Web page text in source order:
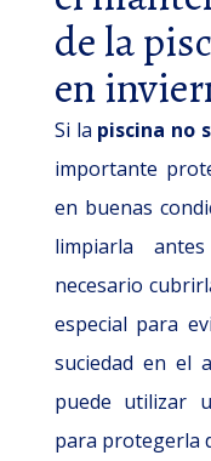
de la
en
Si la piscina no
importante
en buenas
limpiarla
necesario
especial para
suciedad en el
puede utilizar
para protegerla